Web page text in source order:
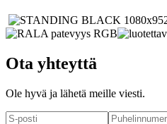
Ota yhteyttä
Ole hyvä ja lähetä meille viesti.